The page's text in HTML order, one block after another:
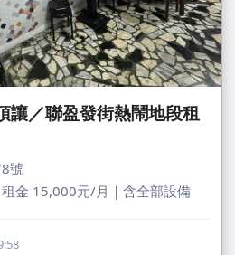
讓／聯盈發街熱鬧地段租
號
金 15,000元/月｜含全部設備